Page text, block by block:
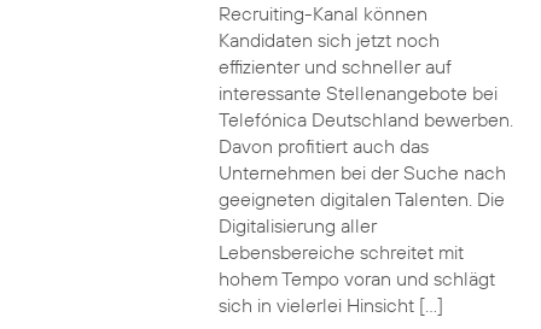
Recruiting-Kanal können
Kandidaten sich jetzt noch
effizienter und schneller auf
interessante Stellenangebote bei
Telefónica Deutschland bewerben.
Davon profitiert auch das
Unternehmen bei der Suche nach
geeigneten digitalen Talenten. Die
Digitalisierung aller
Lebensbereiche schreitet mit
hohem Tempo voran und schlägt
sich in vielerlei Hinsicht […]